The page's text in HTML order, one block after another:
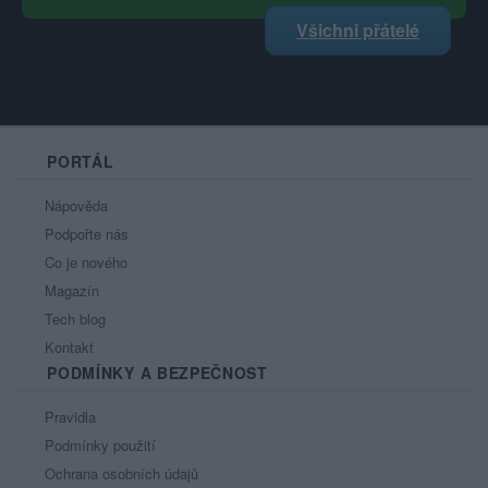
Všichni přátelé
PORTÁL
Nápověda
Podpořte nás
Co je nového
Magazín
Tech blog
Kontakt
PODMÍNKY A BEZPEČNOST
Pravidla
Podmínky použití
Ochrana osobních údajů